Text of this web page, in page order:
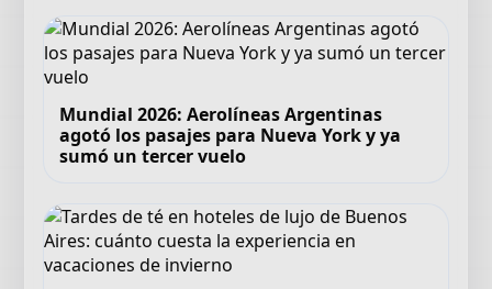
Mundial 2026: Aerolíneas Argentinas
agotó los pasajes para Nueva York y ya
sumó un tercer vuelo